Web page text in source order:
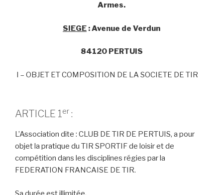
Armes.
SIEGE : Avenue de Verdun
84120 PERTUIS
I – OBJET ET COMPOSITION DE LA SOCIETE DE TIR
ARTICLE 1er :
L’Association dite : CLUB DE TIR DE PERTUIS, a pour
objet la pratique du TIR SPORTIF de loisir et de
compétition dans les disciplines régies par la
FEDERATION FRANCAISE DE TIR.